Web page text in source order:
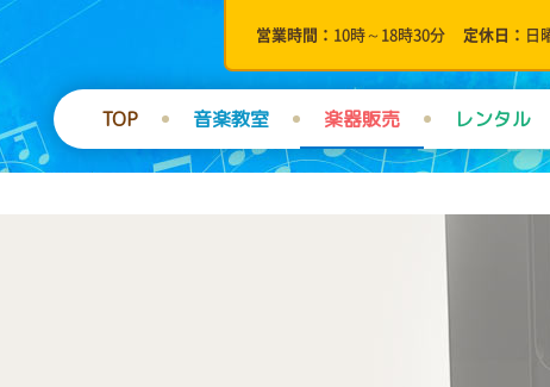
営業時間 10時～18時30分 定休日 日
TOP 音楽教室 楽器販売 レンタル